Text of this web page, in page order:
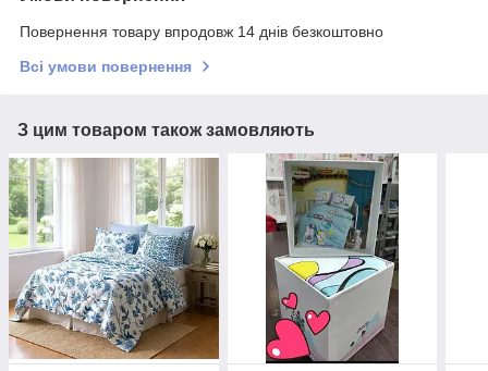
Повернення товару впродовж 14 днів безкоштовно
Всі умови повернення
З цим товаром також замовляють